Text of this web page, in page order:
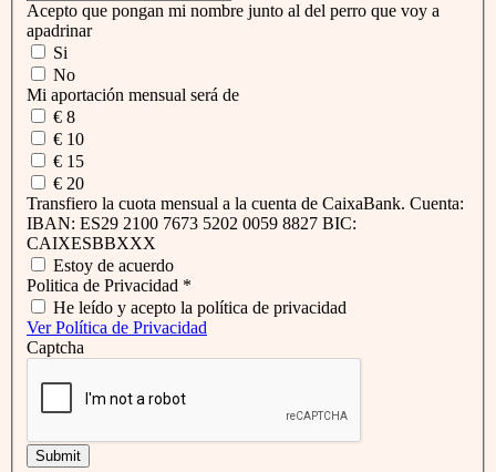
Acepto que pongan mi nombre junto al del perro que voy a
apadrinar
Si
No
Mi aportación mensual será de
€ 8
€ 10
€ 15
€ 20
Transfiero la cuota mensual a la cuenta de CaixaBank. Cuenta:
IBAN: ES29 2100 7673 5202 0059 8827 BIC:
CAIXESBBXXX
Estoy de acuerdo
Politica de Privacidad *
He leído y acepto la política de privacidad
Ver Política de Privacidad
Captcha
Submit